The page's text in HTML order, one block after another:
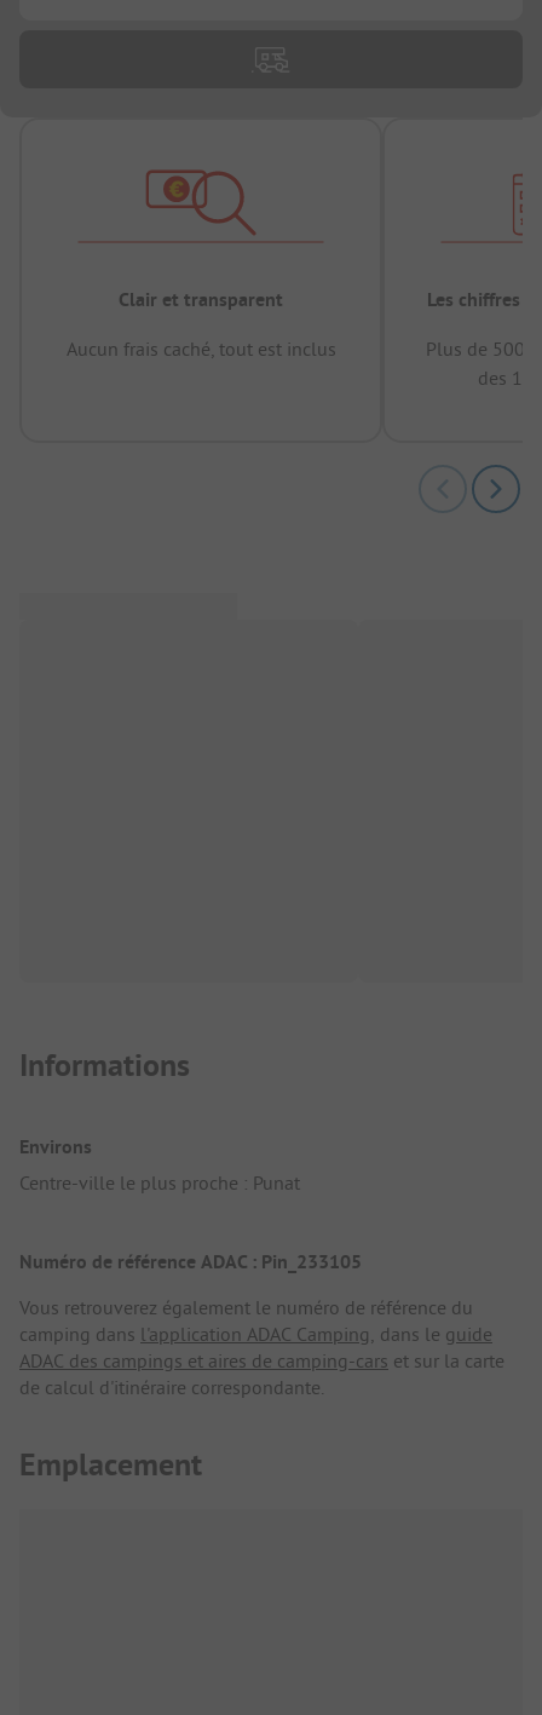
Clair et transparent
Aucun frais caché, tout est inclus
Les chiffres
Plus de
des 12
Informations
Environs
Centre-ville le plus proche : Punat
Numéro de référence ADAC : Pin_233105
Vous retrouverez également le numéro de référence du
camping dans l'application ADAC Camping, dans le guide
ADAC des campings et aires de camping-cars et sur la carte
de calcul d'itinéraire correspondante.
Emplacement